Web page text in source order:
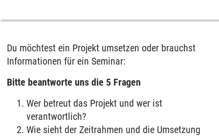
Du möchtest ein Projekt umsetzen oder brauchst
Informationen für ein Seminar:
Bitte beantworte uns die 5 Fragen
Wer betreut das Projekt und wer ist
verantwortlich?
Wie sieht der Zeitrahmen und die Umsetzung